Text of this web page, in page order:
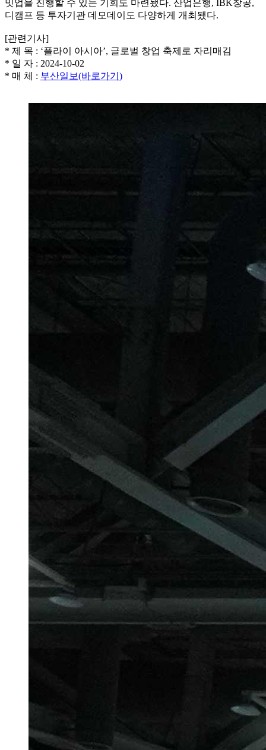
밋업을 진행할 수 있는 기회도 마련됐다. 산업은행, IBK창공,
디캠프 등 투자기관 데모데이도 다양하게 개최됐다.
[관련기사]
* 제 목 : ‘플라이 아시아’, 글로벌 창업 축제로 자리매김
* 일 자 : 2024-10-02
* 매 체 : 부산일보(바로가기)